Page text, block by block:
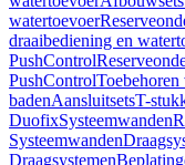
watertoevoer
draaibediening en
PushControl
PushControl
badenAansluitsetsT-
DuofixSysteemwanden
Systeemwanden
Draagsystemen